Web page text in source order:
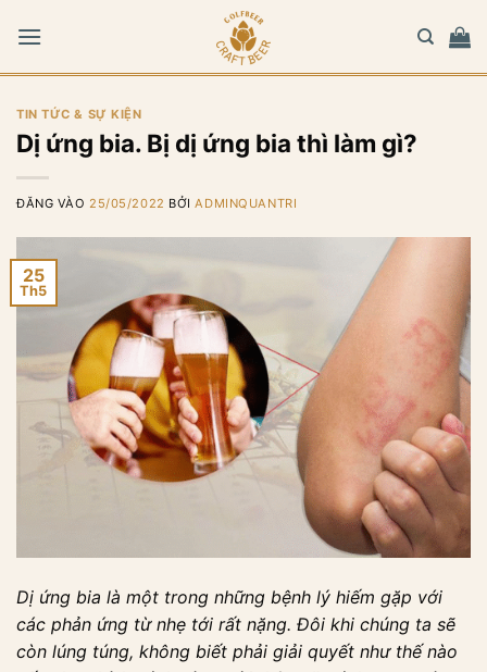
qua
TIN TỨC & SỰ KIỆN
Dị ứng bia. Bị dị ứng bia thì làm gì?
ĐĂNG VÀO 25/05/2022 BỞIADMINQUANTRI
25
Th5
Dị ứng bia là một trong những bệnh lý hiếm gặp với
các phản ứng từ nhẹ tới rất nặng. Đôi khi chúng ta sẽ
còn lúng túng, không biết phải giải quyết như thế nào